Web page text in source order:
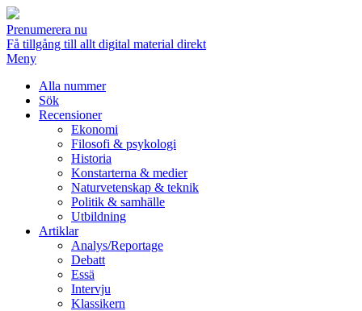
Prenumerera nu
Få tillgång till allt digital material direkt
Meny
Alla nummer
Sök
Recensioner
Ekonomi
Filosofi & psykologi
Historia
Konstarterna & medier
Naturvetenskap & teknik
Politik & samhälle
Utbildning
Artiklar
Analys/Reportage
Debatt
Essä
Intervju
Klassikern